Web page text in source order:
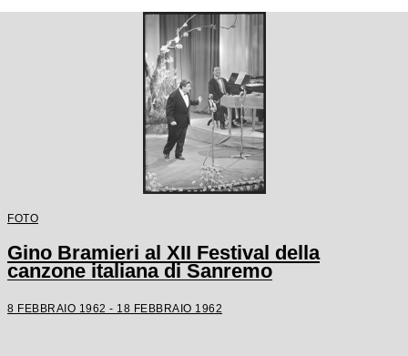
FOTO
Gino Bramieri al XII Festival della
canzone italiana di Sanremo
8 FEBBRAIO 1962 - 18 FEBBRAIO 1962